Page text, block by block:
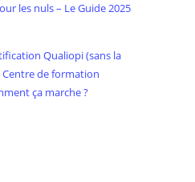
les nuls – Le Guide 2025
Qualiopi (sans la
Centre de formation
ça marche ?